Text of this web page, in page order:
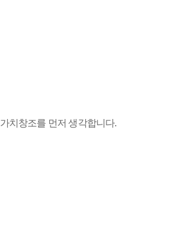
치창조를 먼저 생각합니다.